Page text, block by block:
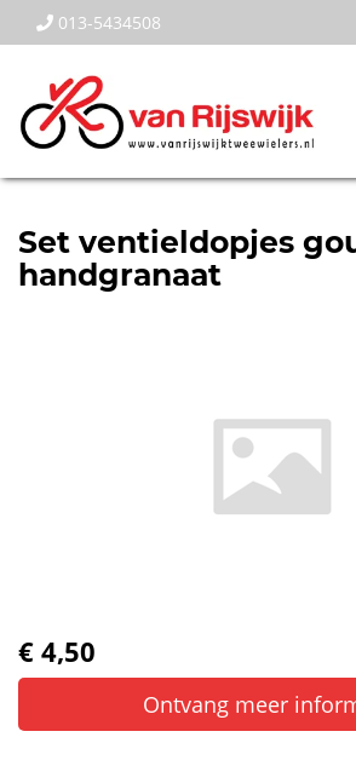
013-5434508
Set ventieldopjes
handgranaat
€ 4,50
Ontvang meer